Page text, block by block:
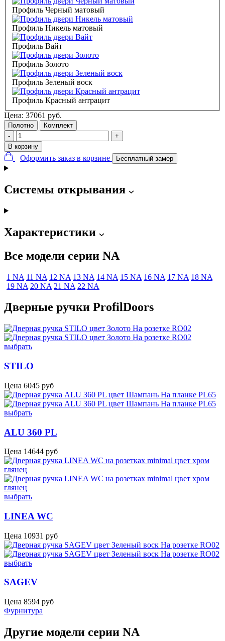
Профиль Черный матовый
Профиль Никель матовый
Профиль Вайт
Профиль Золото
Профиль Зеленый воск
Профиль Красный антрацит
Цена: 37061 руб.
Полотно
Комплект
-
+
В корзину
Оформить заказ в корзине Бесплатный замер
Системы открывания
Характеристики
Все модели серии NA
1 NA 11 NA 12 NA 13 NA 14 NA 15 NA 16 NA 17 NA 18 NA
19 NA 20 NA 21 NA 22 NA
Дверные ручки ProfilDoors
выбрать
STILO
Цена 6045 руб
выбрать
ALU 360 PL
Цена 14644 руб
выбрать
LINEA WC
Цена 10931 руб
выбрать
SAGEV
Цена 8594 руб
Фурнитура
Другие модели серии NA